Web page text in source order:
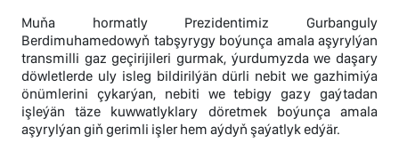
Muňa hormatly Prezidentimiz Gurbanguly
Berdimuhamedowyň tabşyrygy boýunça amala aşyrylýan
transmilli gaz geçirijileri gurmak, ýurdumyzda we daşary
döwletlerde uly isleg bildirilýän dürli nebit we gazhimiýa
önümlerini çykarýan, nebiti we tebigy gazy gaýtadan
işleýän täze kuwwatlyklary döretmek boýunça amala
aşyrylýan giň gerimli işler hem aýdyň şaýatlyk edýär.